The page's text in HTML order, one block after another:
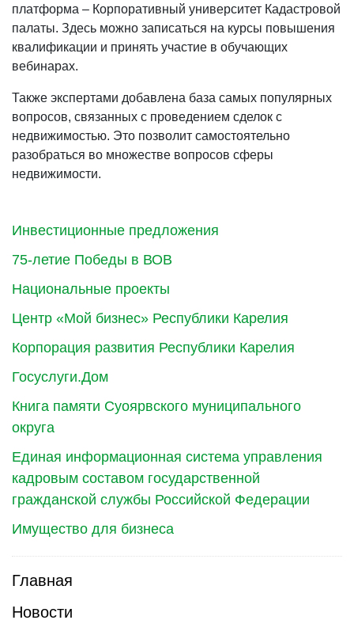
Инвестиционные предложения
75-летие Победы в ВОВ
Национальные проекты
Центр «Мой бизнес» Республики Карелия
Корпорация развития Республики Карелия
Госуслуги.Дом
Книга памяти Суоярвского муниципального
округа
Единая информационная система управления
кадровым составом государственной
гражданской службы Российской Федерации
Имущество для бизнеса
Главная
Новости
платформа – Корпоративный университет Кадастровой
палаты. Здесь можно записаться на курсы повышения
квалификации и принять участие в обучающих
вебинарах.
Также экспертами добавлена база самых популярных
вопросов, связанных с проведением сделок с
недвижимостью. Это позволит самостоятельно
разобраться во множестве вопросов сферы
недвижимости.